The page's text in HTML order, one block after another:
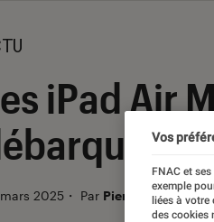
iPad Air
!
2025 ・ Par Pierre Crochart
Vos
FNAC et
exemple
liées à
des cookies